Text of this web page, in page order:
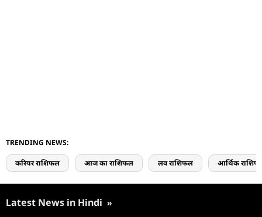
TRENDING NEWS:
करियर राशिफल आज का राशिफल लव राशिफल आर्थिक
Latest News in Hindi »